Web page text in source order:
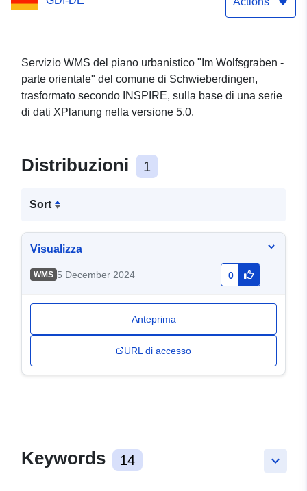
Servizio WMS del piano urbanistico "Im Wolfsgraben -
parte orientale" del comune di Schwieberdingen,
trasformato secondo INSPIRE, sulla base di una serie
di dati XPlanung nella versione 5.0.
Distribuzioni 1
Sort
Visualizza
WMS 5 December 2024 0
Anteprima
URL di accesso
keyboard_arrow_down
Keywords 14